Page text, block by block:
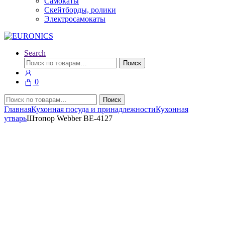
Скейтборды, ролики
Электросамокаты
Search
Искать:
Поиск
0
Искать:
Поиск
ГлавнаяКухонная посуда и принадлежностиКухонная
утварьШтопор Webber BE-4127